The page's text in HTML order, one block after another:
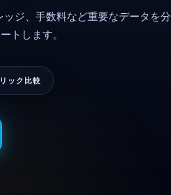
ジ、手数料など重要なデータを分
トします。
ック比較